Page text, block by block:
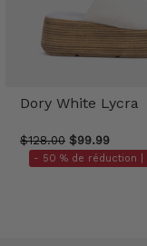
Dory White Lycra
$128.00 $99.99
- 50 % de réduction |